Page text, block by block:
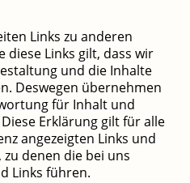
Links zu anderen
diese Links gilt, dass wir
und die Inhalte
Deswegen übernehmen
für Inhalt und
Erklärung gilt für alle
angezeigten Links und
denen die bei uns
Links führen.